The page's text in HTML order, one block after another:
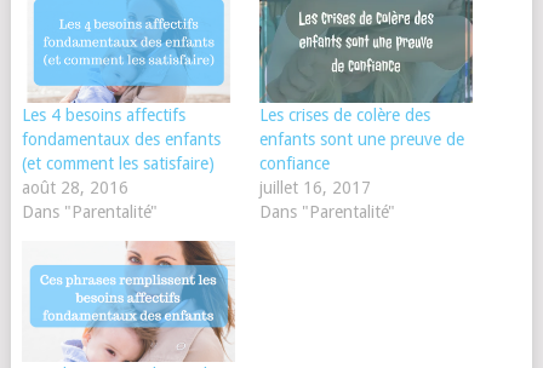
Les 4 besoins affectifs
fondamentaux des enfants
(et comment les satisfaire)
août 28, 2016
Dans "Parentalité"
Les crises de colère des
enfants sont une preuve de
confiance
juillet 16, 2017
Dans "Parentalité"